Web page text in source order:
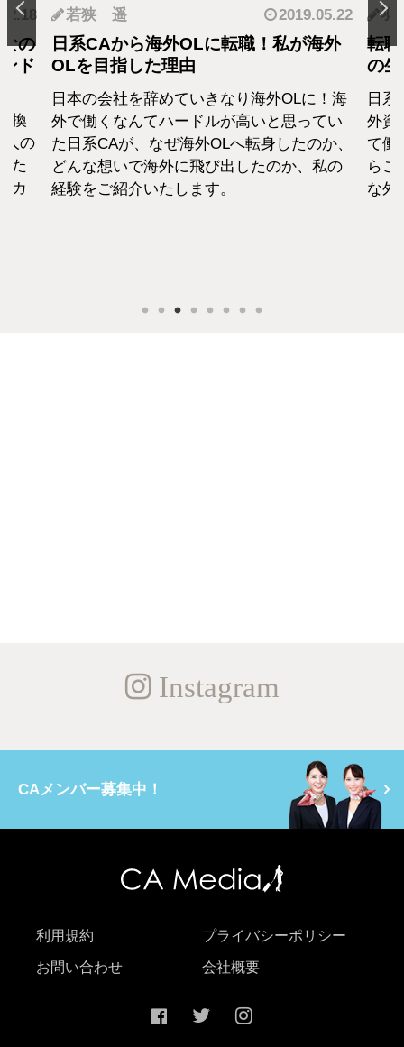
の
ド
換
人の
た
カ
若狭 遥 2019.05.22
日系CAから海外OLに転職！私が海外
OLを目指した理由
日本の会社を辞めていきなり海外OLに！海
外で働くなんてハードルが高いと思ってい
た日系CAが、なぜ海外OLへ転身したのか、
どんな想いで海外に飛び出したのか、私の
経験をご紹介いたします。
羽
転
の
日
外資
て働
らこ
な外
Instagram
CAメンバー募集中！
利用規約 プライバシーポリシー
お問い合わせ 会社概要